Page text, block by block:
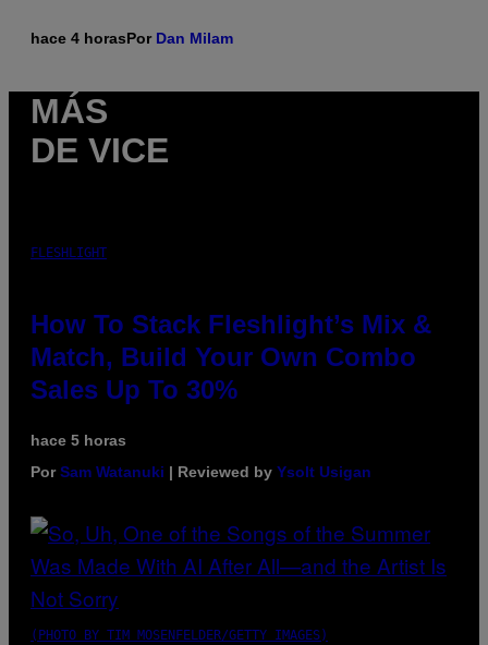
hace 4 horasPor Dan Milam
MÁS
DE VICE
FLESHLIGHT
How To Stack Fleshlight’s Mix &
Match, Build Your Own Combo
Sales Up To 30%
hace 5 horas
PorSam Watanuki | Reviewed by Ysolt Usigan
(PHOTO BY TIM MOSENFELDER/GETTY IMAGES)